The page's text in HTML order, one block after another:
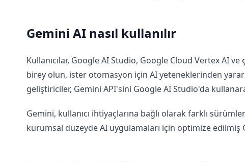
Gemini AI nasıl kullanılır
Kullanıcılar, Google AI Studio, Google Cloud Vertex AI
birey olun, ister otomasyon için AI yeteneklerinden
geliştiriciler, Gemini API'sini Google AI Studio'da
Gemini, kullanıcı ihtiyaçlarına bağlı olarak farklı
kurumsal düzeyde AI uygulamaları için optimize